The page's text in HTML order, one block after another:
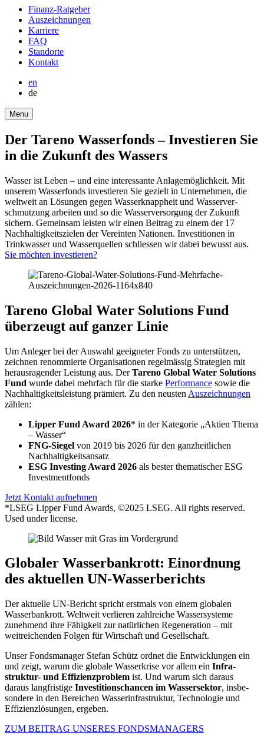
round-
bottom
Finanz-Ratgeber
Auszeich­nungen
Karriere
FAQ
Stand­orte
Kontakt
en
de
Menu
Der Tareno Wasser­fonds – Investieren Sie
in die Zukunft des Wassers
Wasser ist Leben – und eine inter­es­sante Anlage­mög­lich­keit. Mit
unserem Wasser­fonds investieren Sie gezielt in Unter­nehmen, die
weltweit an Lösungen gegen Wasser­knapp­heit und Wasser­ver­
schmut­zung arbeiten und so die Wasser­ver­sor­gung der Zukunft
sichern. Gemeinsam leisten wir einen Beitrag zu einem der 17
Nachhal­tig­keits­zielen der Vereinten Nationen. Investi­tionen in
Trink­wasser und Wasser­quellen schliessen wir dabei bewusst aus.
Sie möchten investieren?
Tareno Global Water Solutions Fund
überzeugt auf ganzer Linie
Um Anleger bei der Auswahl geeig­neter Fonds zu unter­stützen,
zeichnen renom­mierte Organi­sa­tionen regel­mässig Strate­gien mit
heraus­ra­gender Leistung aus. DerTareno Global Water Solutions
Fund wurde dabei mehrfach für die starke Perfor­mance sowie die
Nachhal­tig­keits­lei­stung prämiert. Zu den neusten Auszeich­nungen
zählen:
Lipper Fund Award 2026* in der Kategorie „Aktien Thema
– Wasser“
FNG-Siegel von 2019 bis 2026 für den ganzheit­li­chen
Nachhal­tig­keits­an­satz
ESG Investing Award 2026 als bester thema­ti­scher ESG
Invest­ment­fonds
Jetzt Kontakt aufnehmen
*LSEG Lipper Fund Awards, ©2025 LSEG. All rights reserved.
Used under license.
Globaler Wasser­bank­rott: Einord­nung
des aktuellen UN-Wasser­be­richts
Der aktuelle UN-Bericht spricht erstmals von einem globalen
Wasser­bank­rott. Weltweit verlieren zahlreiche Wasser­sy­steme
zuneh­mend ihre Fähig­keit zur natür­li­chen Regene­ra­tion – mit
weitrei­chenden Folgen für Wirtschaft und Gesell­schaft.
Unser Fonds­ma­nager Stefan Schütz ordnet die Entwick­lungen ein
und zeigt, warum die globale Wasser­krise vor allem ein Infra­
struktur- und Effizi­enz­pro­blem ist. Und warum sich daraus
daraus langfri­stige Investi­ti­ons­chancen im Wasser­sektor, insbe­
son­dere in den Berei­chen Wasser­in­fra­struktur, Techno­logie und
Effizi­enz­lö­sungen, ergeben.
ZUM BEITRAG UNSERES FONDS­MA­NA­GERS